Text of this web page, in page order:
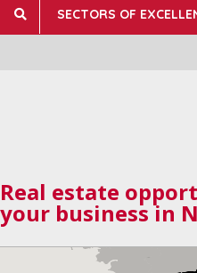
SECTORS OF
Real estate
your business in